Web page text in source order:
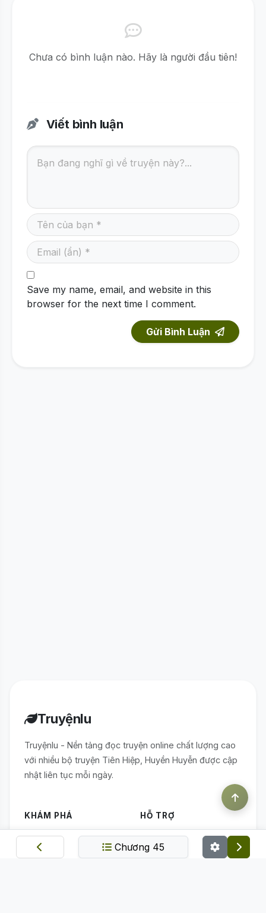
Chưa có bình luận nào. Hãy là người đầu tiên!
Viết bình luận
Save my name, email, and website in this
browser for the next time I comment.
Gửi Bình Luận
Chương 45
Truyệnlu
Truyệnlu - Nền tảng đọc truyện online chất lượng cao
với nhiều bộ truyện Tiên Hiệp, Huyền Huyễn được cập
nhật liên tục mỗi ngày.
KHÁM PHÁ
Trang chủ
Thể loại
HỖ TRỢ
Điều khoản sử dụng
Chính sách bảo mật